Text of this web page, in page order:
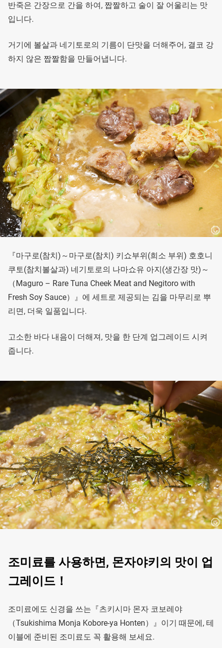
반죽은 간장으로 간을 하여, 짭짤하고 술이 잘 어울리는 맛
입니다.
거기에 볼살과 네기토로의 기름이 단맛을 더해주어, 결코 강
하지 않은 짭짤함을 만들어냅니다.
『마구로(참치)～마구로(참치) 키쇼부위(희소 부위) 호호니
쿠토(참치볼살과) 네기토로의 나마쇼유 아지(생간장 맛)～
（Maguro – Rare Tuna Cheek Meat and Negitoro with
Fresh Soy Sauce）』에 세트로 제공되는 김을 마무리로 뿌
리면, 더욱 일품입니다.
고소한 바다 내음이 더해져, 맛을 한 단계 업그레이드 시켜
줍니다.
조미료를 사용하면, 몬자야키의 맛이 업
그레이드！
조미료에도 신경을 쓰는『츠키시마 몬자 코보레야
（Tsukishima Monja Kobore-ya Honten）』이기 때문에, 테
이블에 준비된 조미료도 꼭 활용해 보세요.